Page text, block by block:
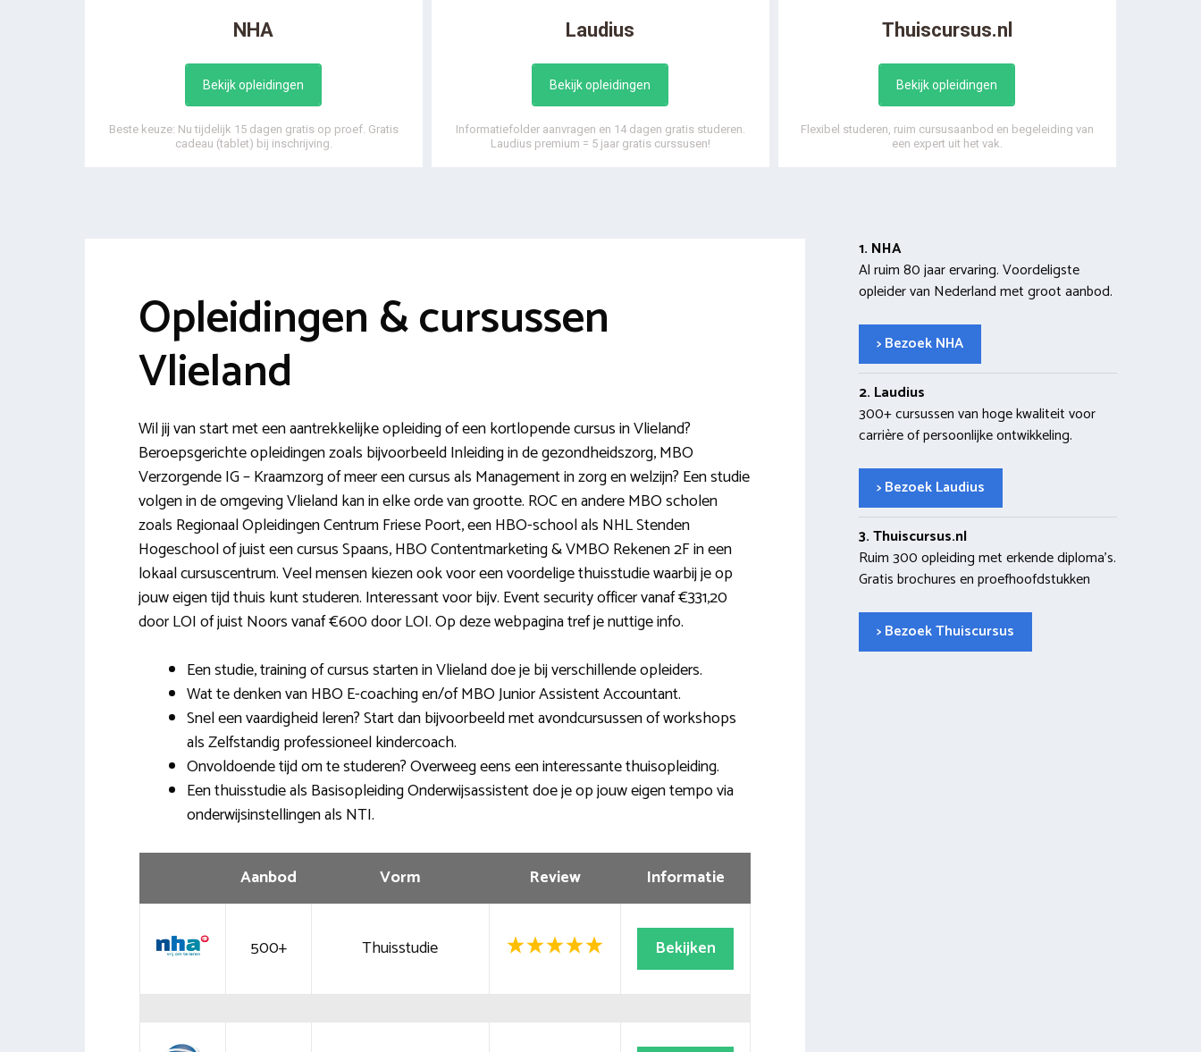
NHA
Bekijk opleidingen
Beste keuze: Nu tijdelijk 15 dagen gratis op proef. Gratis
cadeau (tablet) bij inschrijving.
Laudius
Bekijk opleidingen
Informatiefolder aanvragen en 14 dagen gratis studeren.
Laudius premium = 5 jaar gratis curssusen!
Thuiscursus.nl
Bekijk opleidingen
Flexibel studeren, ruim cursusaanbod en begeleiding van
een expert uit het vak.
Opleidingen & cursussen
Vlieland
Wil jij van start met een aantrekkelijke opleiding of een kortlopende cursus in Vlieland?
Beroepsgerichte opleidingen zoals bijvoorbeeld Inleiding in de gezondheidszorg, MBO
Verzorgende IG – Kraamzorg of meer een cursus als Management in zorg en welzijn? Een studie
volgen in de omgeving Vlieland kan in elke orde van grootte. ROC en andere MBO scholen
zoals Regionaal Opleidingen Centrum Friese Poort, een HBO-school als NHL Stenden
Hogeschool of juist een cursus Spaans, HBO Contentmarketing & VMBO Rekenen 2F in een
lokaal cursuscentrum. Veel mensen kiezen ook voor een voordelige thuisstudie waarbij je op
jouw eigen tijd thuis kunt studeren. Interessant voor bijv. Event security officer vanaf €331,20
door LOI of juist Noors vanaf €600 door LOI. Op deze webpagina tref je nuttige info.
Een studie, training of cursus starten in Vlieland doe je bij verschillende opleiders.
Wat te denken van HBO E-coaching en/of MBO Junior Assistent Accountant.
Snel een vaardigheid leren? Start dan bijvoorbeeld met avondcursussen of workshops
als Zelfstandig professioneel kindercoach.
Onvoldoende tijd om te studeren? Overweeg eens een interessante thuisopleiding.
Een thuisstudie als Basisopleiding Onderwijsassistent doe je op jouw eigen tempo via
onderwijsinstellingen als NTI.
Aanbod Vorm Review Informatie
500+ Thuisstudie Bekijken
1. NHA
Al ruim 80 jaar ervaring. Voordeligste
opleider van Nederland met groot aanbod.
> Bezoek NHA
2. Laudius
300+ cursussen van hoge kwaliteit voor
carrière of persoonlijke ontwikkeling.
> Bezoek Laudius
3. Thuiscursus.nl
Ruim 300 opleiding met erkende diploma’s.
Gratis brochures en proefhoofdstukken
> Bezoek Thuiscursus